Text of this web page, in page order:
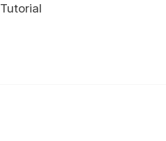
Tutorial